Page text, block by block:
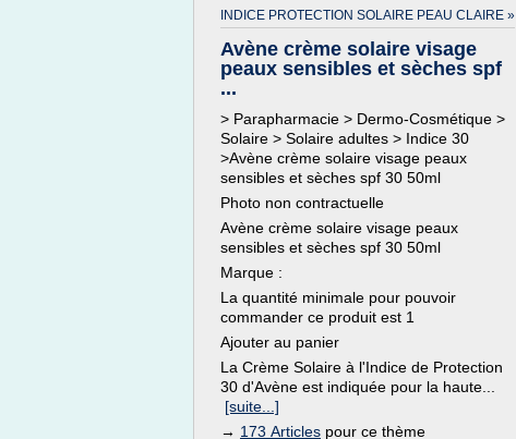
INDICE PROTECTION SOLAIRE PEAU CLAIRE »
Avène crème solaire visage
peaux sensibles et sèches spf
...
> Parapharmacie > Dermo-Cosmétique >
Solaire > Solaire adultes > Indice 30
>Avène crème solaire visage peaux
sensibles et sèches spf 30 50ml
Photo non contractuelle
Avène crème solaire visage peaux
sensibles et sèches spf 30 50ml
Marque :
La quantité minimale pour pouvoir
commander ce produit est 1
Ajouter au panier
La Crème Solaire à l'Indice de Protection
30 d'Avène est indiquée pour la haute...
[suite...]
→ 173 Articles pour ce thème